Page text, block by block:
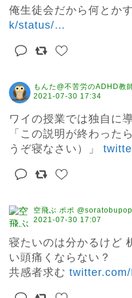
俺生徒会だから何とか
k/status/…
もんた@不苦労のADHD教
2021-07-30 17:34
ワイの授業では独自に
「この説明が終わった
うぞ寝なさい）」
空飛ぶ ポポ
2021-07-30 17:07
寝たいのは分かるけど
い頭痛くならない？
共感者求む